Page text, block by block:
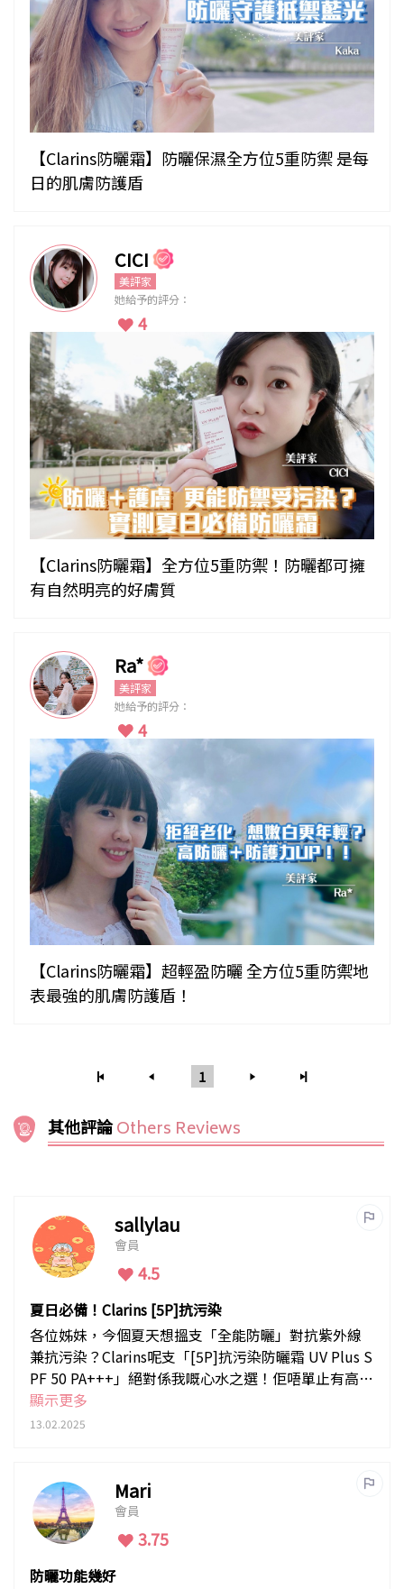
【Clarins防曬霜】防曬保濕全方位5重防禦 是每
日的肌膚防護盾
CICI
美評家
她給予的評分：
4
【Clarins防曬霜】全方位5重防禦！防曬都可擁
有自然明亮的好膚質
Ra*
美評家
她給予的評分：
4
【Clarins防曬霜】超輕盈防曬 全方位5重防禦地
表最強的肌膚防護盾！
1
其他評論Others Reviews
sallylau
會員
4.5
夏日必備！Clarins [5P]抗污染
各位姊妹，今個夏天想搵支「全能防曬」對抗紫外線
兼抗污染？Clarins呢支「[5P]抗污染防曬霜 UV Plus S
PF 50 PA+++」絕對係我嘅心水之選！佢唔單止有高防
曬
顯示更多
13.02.2025
Mari
會員
3.75
防曬功能幾好